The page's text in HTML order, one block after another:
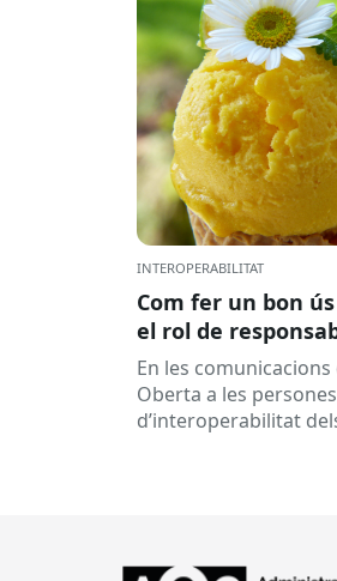
INTEROPERABILITAT
Com fer un bon
el rol de
En les
Oberta a les
d’interoperabilitat